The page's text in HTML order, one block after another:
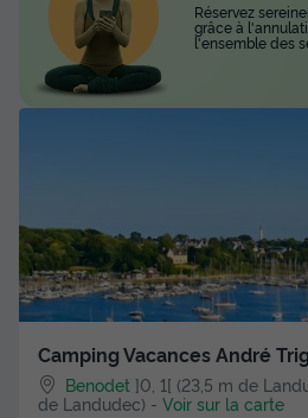
Camping Vacances André
Benodet ]0, 1[ (23,5 m de
de Landudec) - Voir sur la carte
Réservez
grâce à
l'ensemble des